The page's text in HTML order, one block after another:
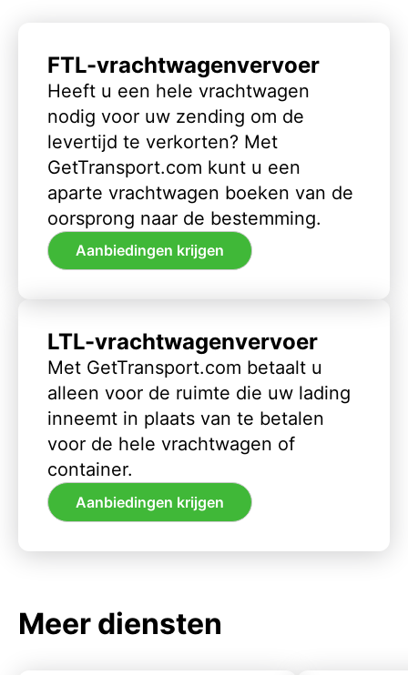
FTL-vrachtwagenvervoer
Heeft u een hele vrachtwagen
nodig voor uw zending om de
levertijd te verkorten? Met
GetTransport.com kunt u een
aparte vrachtwagen boeken van de
oorsprong naar de bestemming.
Aanbiedingen krijgen
LTL-vrachtwagenvervoer
Met GetTransport.com betaalt u
alleen voor de ruimte die uw lading
inneemt in plaats van te betalen
voor de hele vrachtwagen of
container.
Aanbiedingen krijgen
Meer diensten